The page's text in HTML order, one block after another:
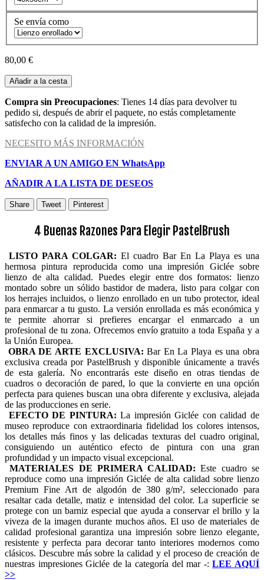
Se envía como
80,00 €
Añadir a la cesta
Compra sin Preocupaciones: Tienes 14 días para devolver tu
pedido si, después de abrir el paquete, no estás completamente
satisfecho con la calidad de la impresión.
NECESITO MÁS INFORMACIÓN
ENVIAR A UN AMIGO EN WhatsApp
AÑADIR A LA LISTA DE DESEOS
Share Tweet Pinterest
4 Buenas Razones Para Elegir PastelBrush
LISTO PARA COLGAR: El cuadro Bar En La Playa es una
hermosa pintura reproducida como una impresión Giclée sobre
lienzo de alta calidad. Puedes elegir entre dos formatos: lienzo
montado sobre un sólido bastidor de madera, listo para colgar con
los herrajes incluidos, o lienzo enrollado en un tubo protector, ideal
para enmarcar a tu gusto. La versión enrollada es más económica y
te permite ahorrar si prefieres encargar el enmarcado a un
profesional de tu zona. Ofrecemos envío gratuito a toda España y a
la Unión Europea.
OBRA DE ARTE EXCLUSIVA:Bar En La Playa es una obra
exclusiva creada por PastelBrush y disponible únicamente a través
de esta galería. No encontrarás este diseño en otras tiendas de
cuadros o decoración de pared, lo que la convierte en una opción
perfecta para quienes buscan una obra diferente y exclusiva, alejada
de las producciones en serie.
EFECTO DE PINTURA: La impresión Giclée con calidad de
museo reproduce con extraordinaria fidelidad los colores intensos,
los detalles más finos y las delicadas texturas del cuadro original,
consiguiendo un auténtico efecto de pintura con una gran
profundidad y un impacto visual excepcional.
MATERIALES DE PRIMERA CALIDAD: Este cuadro se
reproduce como una impresión Giclée de alta calidad sobre lienzo
Premium Fine Art de algodón de 380 g/m², seleccionado para
resaltar cada detalle, matiz e intensidad del color. La superficie se
protege con un barniz especial que ayuda a conservar el brillo y la
viveza de la imagen durante muchos años. El uso de materiales de
calidad profesional garantiza una impresión sobre lienzo elegante,
resistente y perfecta para decorar tanto interiores modernos como
clásicos. Descubre más sobre la calidad y el proceso de creación de
nuestras impresiones Giclée de la categoría del mar -:LEE AQUÍ
>>